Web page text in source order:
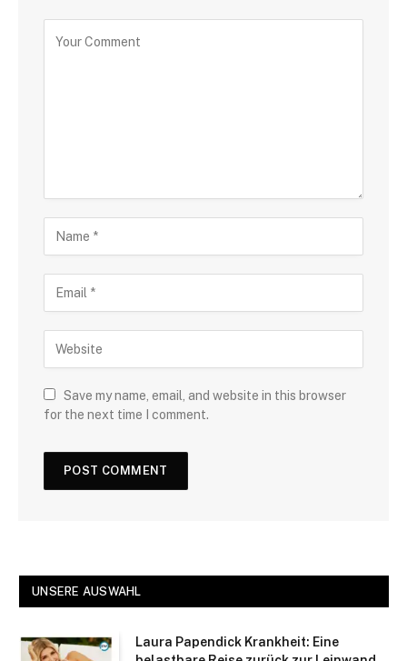
Save my name, email, and website in this browser
for the next time I comment.
UNSERE AUSWAHL
Laura Papendick Krankheit: Eine